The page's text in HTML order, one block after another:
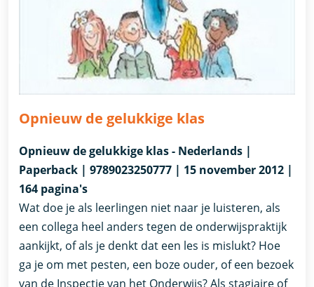
Opnieuw de gelukkige klas
Opnieuw de gelukkige klas - Nederlands |
Paperback | 9789023250777 | 15 november 2012 |
164 pagina's
Wat doe je als leerlingen niet naar je luisteren, als
een collega heel anders tegen de onderwijspraktijk
aankijkt, of als je denkt dat een les is mislukt? Hoe
ga je om met pesten, een boze ouder, of een bezoek
van de Inspectie van het Onderwijs? Als stagiaire of